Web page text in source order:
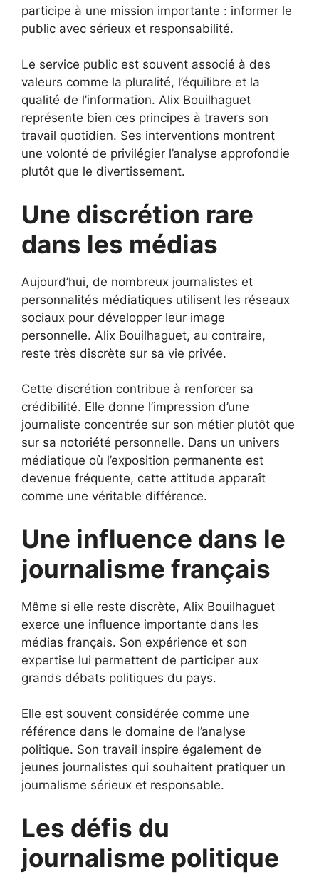
participe à une mission importante : informer le
public avec sérieux et responsabilité.
Le service public est souvent associé à des
valeurs comme la pluralité, l’équilibre et la
qualité de l’information. Alix Bouilhaguet
représente bien ces principes à travers son
travail quotidien. Ses interventions montrent
une volonté de privilégier l’analyse approfondie
plutôt que le divertissement.
Une discrétion rare
dans les médias
Aujourd’hui, de nombreux journalistes et
personnalités médiatiques utilisent les réseaux
sociaux pour développer leur image
personnelle. Alix Bouilhaguet, au contraire,
reste très discrète sur sa vie privée.
Cette discrétion contribue à renforcer sa
crédibilité. Elle donne l’impression d’une
journaliste concentrée sur son métier plutôt que
sur sa notoriété personnelle. Dans un univers
médiatique où l’exposition permanente est
devenue fréquente, cette attitude apparaît
comme une véritable différence.
Une influence dans le
journalisme français
Même si elle reste discrète, Alix Bouilhaguet
exerce une influence importante dans les
médias français. Son expérience et son
expertise lui permettent de participer aux
grands débats politiques du pays.
Elle est souvent considérée comme une
référence dans le domaine de l’analyse
politique. Son travail inspire également de
jeunes journalistes qui souhaitent pratiquer un
journalisme sérieux et responsable.
Les défis du
journalisme politique